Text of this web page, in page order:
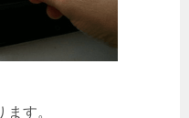
す。